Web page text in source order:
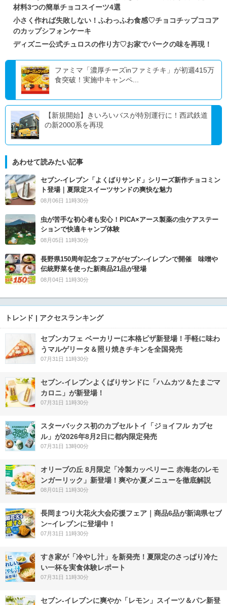
材料3つの簡単チョコスイーツ4選
小さく作れば失敗しない！ふわっふわ食感♡チョコチップココア
のカップシフォンケーキ
ディズニー公式チュロスの作り方♡お家でパークの味を再現！
ファミマ「濃厚チーズinファミチキ」が初週415万
食突破！実施中キャンペ...
【新規開始】きいろいバスが特別運行に！西武鉄道
の新2000系を再現
あわせて読みたい記事
セブン‐イレブン「よくばりサンド」シリーズ新作チョコミン
ト登場｜夏限定スイーツサンドの爽快な魅力
08月06日 11時30分
虫が苦手な初心者も安心！PICA×アース製薬の虫ケアステー
ションで快適キャンプ体験
08月05日 11時30分
長野県150周年記念フェアがセブン-イレブンで開催 味噌や
伝統野菜を使った新商品21品が登場
08月04日 11時30分
トレンド | アクセスランキング
セブンカフェ ベーカリーに本格ピザ新登場！手軽に味わ
うマルゲリータ＆照り焼きチキンを全国発売
07月31日 11時30分
セブン‐イレブンよくばりサンドに「ハムカツ＆たまごマ
カロニ」が新登場！
07月31日 11時30分
スターバックス初のカプセルトイ「ジョイフル カプセ
ル」が2026年8月2日に都内限定発売
07月31日 13時00分
オリーブの丘 8月限定「冷製カッペリーニ 赤海老のレモ
ンガーリック」新登場！爽やか夏メニューを徹底解説
08月01日 11時30分
長岡まつり大花火大会応援フェア｜商品6品が新潟県セブ
ン−イレブンに登場中！
07月31日 11時30分
すき家が「冷やし汁」を新発売！夏限定のさっぱり冷た
い一杯を実食体験レポート
07月31日 11時30分
セブン‐イレブンに爽やか「レモン」スイーツ＆パン新登